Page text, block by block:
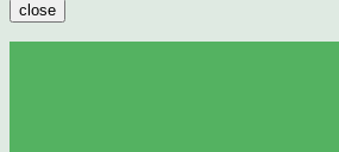
close